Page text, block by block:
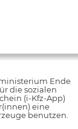
Ende
die sozialen
(i-Kfz-App)
eine
benutzen.